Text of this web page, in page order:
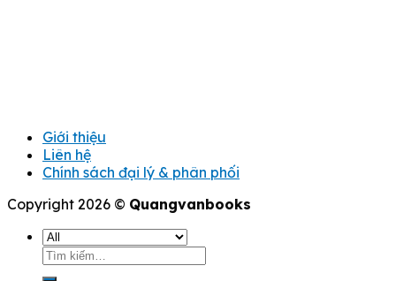
Giới thiệu
Liên hệ
Chính sách đại lý & phân phối
Copyright 2026 © Quangvanbooks
Tìm
kiếm: